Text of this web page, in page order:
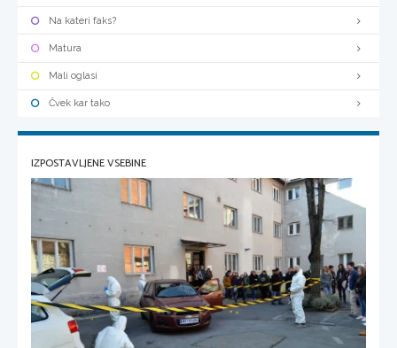
Na kateri faks?
Matura
Mali oglasi
Čvek kar tako
IZPOSTAVLJENE VSEBINE